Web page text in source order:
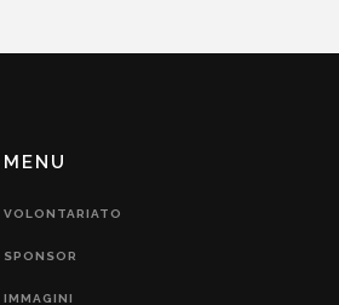
MENU
VOLONTARIATO
SPONSOR
IMMAGINI